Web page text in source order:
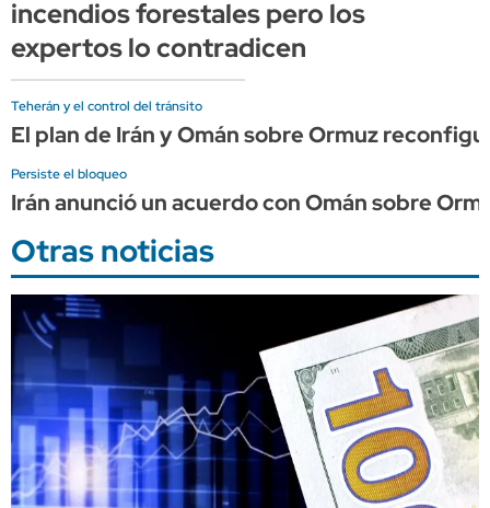
incendios forestales pero los
expertos lo contradicen
Teherán y el control del tránsito
El plan de Irán y Omán sobre Ormuz
Persiste el bloqueo
Irán anunció un acuerdo con Omán sobre
Otras noticias